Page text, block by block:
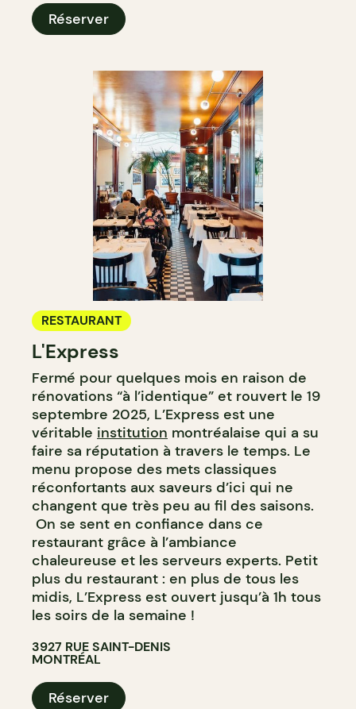
Réserver
RESTAURANT
L'Express
Fermé pour quelques mois en raison de
rénovations “à l’identique” et rouvert le 19
septembre 2025, L’Express est une
véritable institution montréalaise qui a su
faire sa réputation à travers le temps. Le
menu propose des mets classiques
réconfortants aux saveurs d’ici qui ne
changent que très peu au fil des saisons.
On se sent en confiance dans ce
restaurant grâce à l’ambiance
chaleureuse et les serveurs experts. Petit
plus du restaurant : en plus de tous les
midis, L’Express est ouvert jusqu’à 1h tous
les soirs de la semaine !
3927 RUE SAINT-DENIS
MONTRÉAL
Réserver